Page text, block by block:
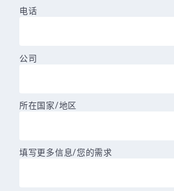
电话
公司
所在国家/地区
填写更多信息/您的需求